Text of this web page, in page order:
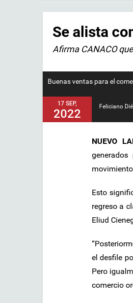
Se alista
Afirma CANACO
Buenas ventas para el
17 SEP,
2022
Feliciano
NUEVO
Esto
regreso a
Eliud
el desfile
Pero
comercio